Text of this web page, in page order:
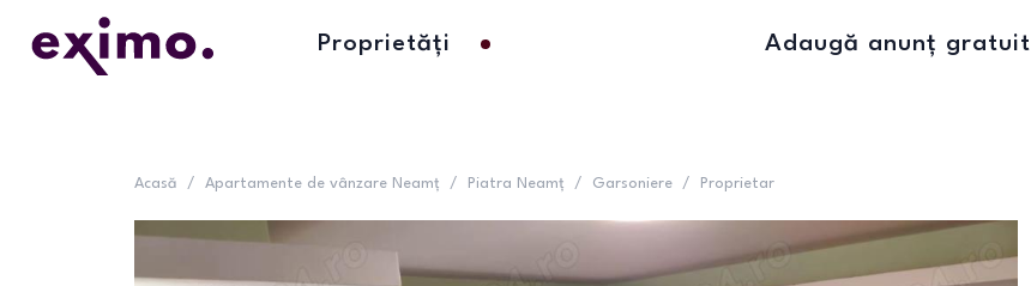
Proprietăți Adaugă anunț gratuit
Acasă / Apartamente de vânzare Neamț / Piatra Neamț / Garsoniere / Proprietar